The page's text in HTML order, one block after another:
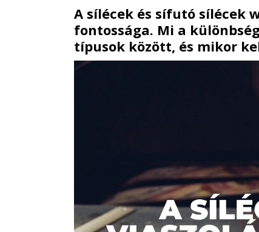
A sílécek és sífutó sílécek
fontossága. Mi a
típusok között, és mikor